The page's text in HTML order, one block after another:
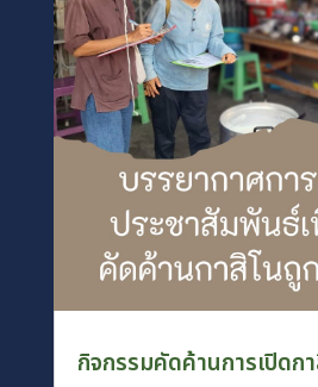
กิจกรรมคัดค้านการเปิดก